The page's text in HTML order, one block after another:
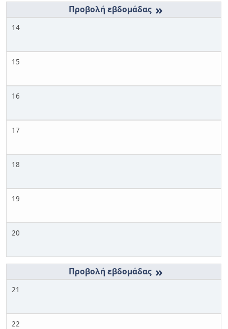
»
14
15
16
17
18
19
20
»
21
22